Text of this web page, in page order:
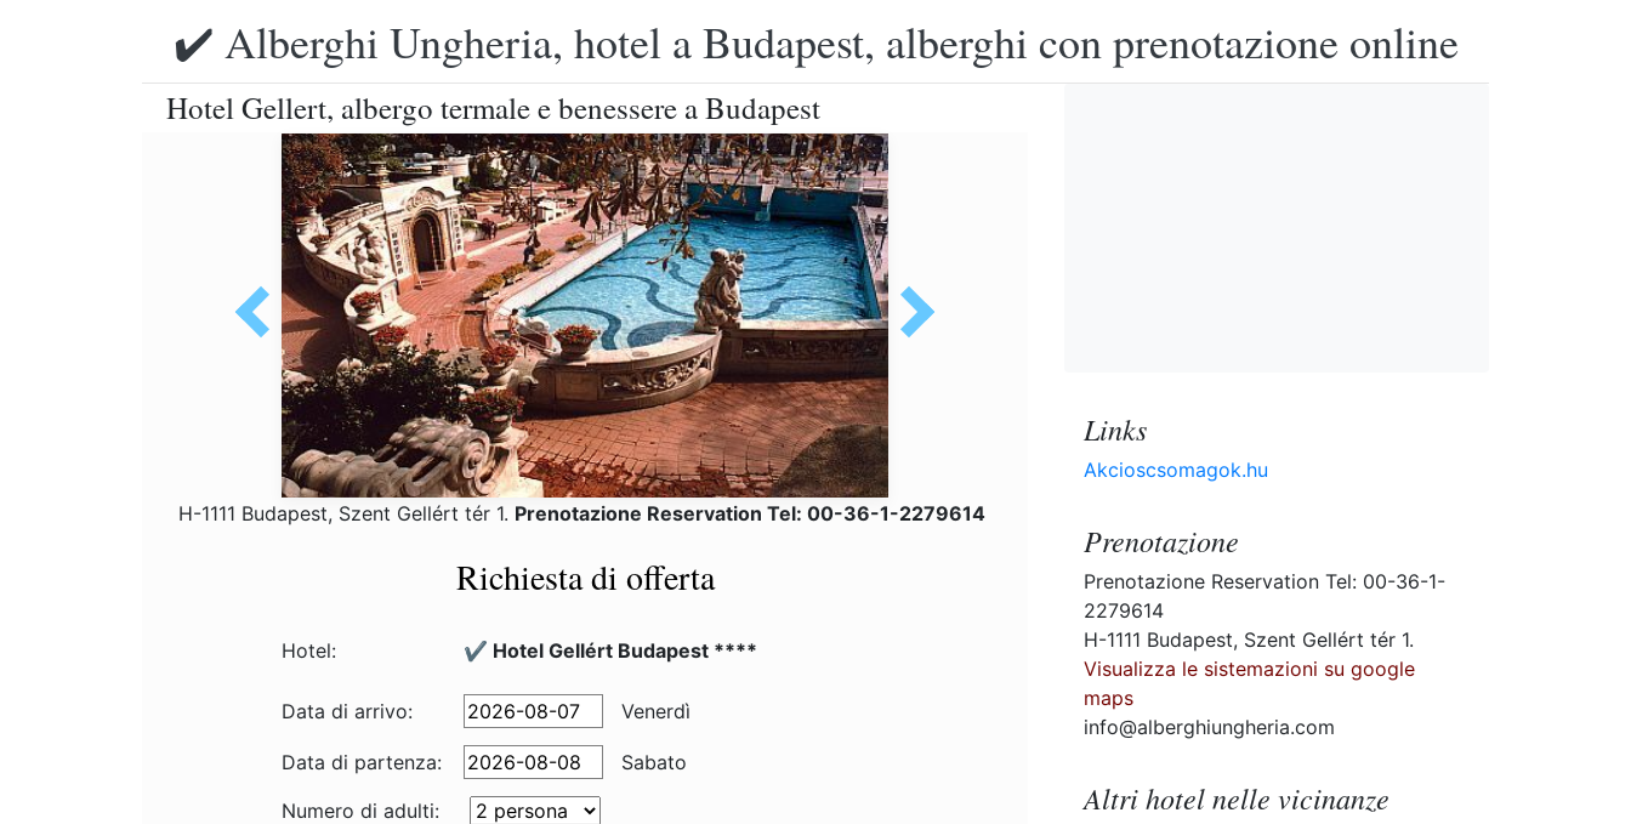
✔️ Alberghi Ungheria, hotel a Budapest, alberghi con prenotazione online
Hotel Gellert, albergo termale e benessere a Budapest
H-1111 Budapest, Szent Gellért tér 1. Prenotazione Reservation Tel: 00-36-1-2279614
Richiesta di offerta
Hotel: ✔️ Hotel Gellért Budapest ****
Data di arrivo: Venerdì
Data di partenza:
Sabato
Numero di adulti:
Links
Akcioscsomagok.hu
Prenotazione
Prenotazione Reservation Tel: 00-36-1-
2279614
H-1111 Budapest, Szent Gellért tér 1.
Visualizza le sistemazioni su google
maps
info@alberghiungheria.com
Altri hotel nelle vicinanze